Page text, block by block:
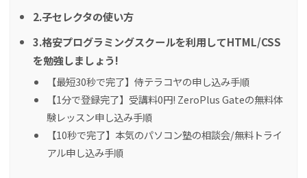
2.子セレクタの使い方
3.格安プログラミングスクールを利用してHTML/CSS
を勉強しましょう!
【最短30秒で完了】侍テラコヤの申し込み手順
【1分で登録完了】受講料0円! ZeroPlus Gateの無料体
験レッスン申し込み手順
【10秒で完了】本気のパソコン塾の相談会/無料トライ
アル申し込み手順